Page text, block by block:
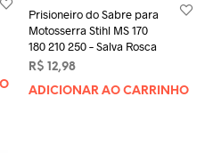
Prisioneiro do Sabre para
Motosserra Stihl MS 170
180 210 250 – Salva Rosca
R$ 12,98
ADICIONAR AO CARRINHO